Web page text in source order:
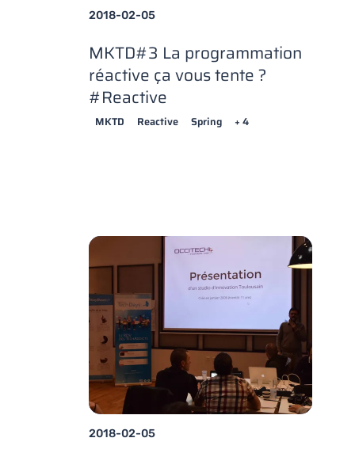
2018-02-05
MKTD#3 La programmation
réactive ça vous tente ?
#Reactive
MKTD Reactive Spring + 4
2018-02-05